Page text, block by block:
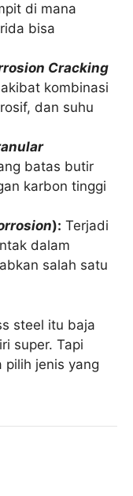
di mana
bisa
Cracking
kombinasi
dan suhu
batas butir
karbon tinggi
): Terjadi
dalam
salah satu
steel itu baja
super. Tapi
pilih jenis yang